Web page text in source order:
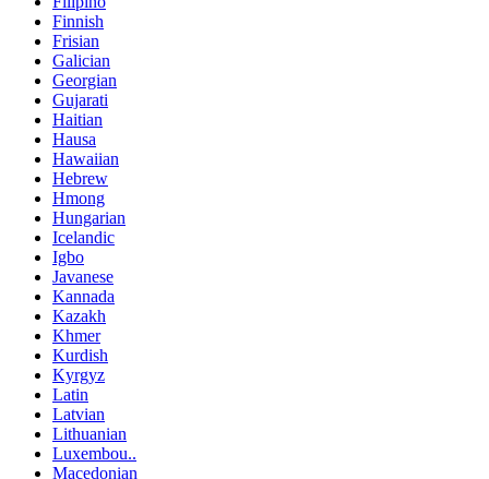
Finnish
Frisian
Galician
Georgian
Gujarati
Haitian
Hausa
Hawaiian
Hebrew
Hmong
Hungarian
Icelandic
Igbo
Javanese
Kannada
Kazakh
Khmer
Kurdish
Kyrgyz
Latin
Latvian
Lithuanian
Luxembou..
Macedonian